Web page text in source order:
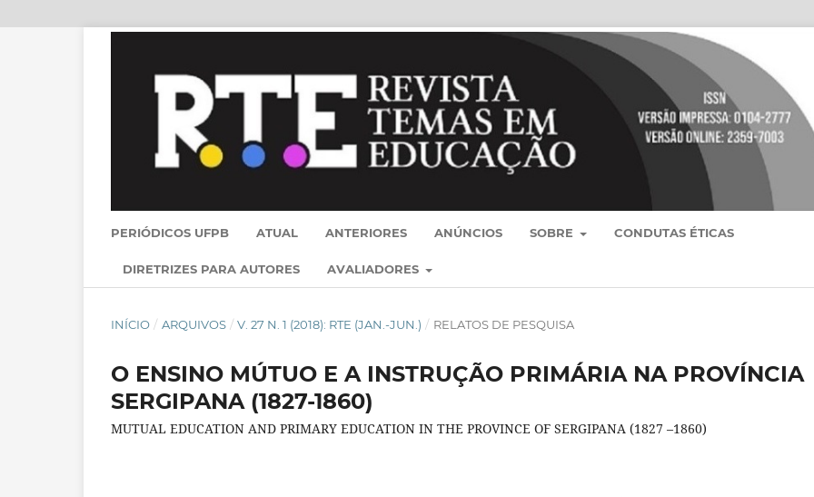
PERIÓDICOS UFPB ATUAL ANTERIORES ANÚNCIOS SOBRE CONDUTAS ÉTICAS
DIRETRIZES PARA AUTORES AVALIADORES
INÍCIO / ARQUIVOS / V. 27 N. 1 (2018): RTE (JAN.-JUN.) / RELATOS DE PESQUISA
O ENSINO MÚTUO E A INSTRUÇÃO PRIMÁRIA NA PROVÍNCIA
SERGIPANA (1827-1860)
MUTUAL EDUCATION AND PRIMARY EDUCATION IN THE PROVINCE OF SERGIPANA (1827 –1860)